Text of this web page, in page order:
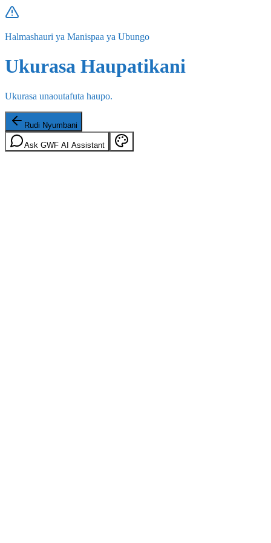
Halmashauri ya Manispaa ya Ubungo
Ukurasa Haupatikani
Ukurasa unaoutafuta haupo.
Rudi Nyumbani
Ask GWF AI Assistant